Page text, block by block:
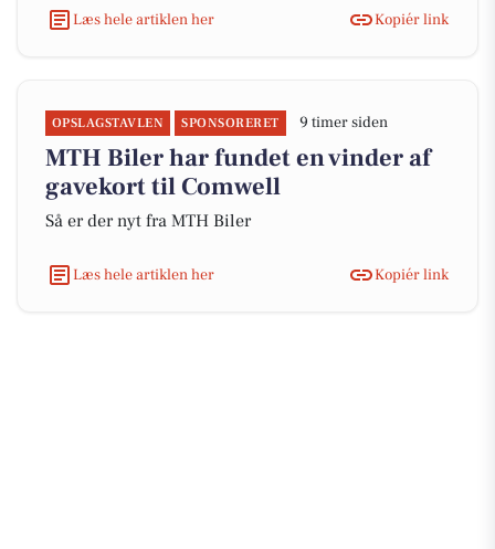
Læs hele artiklen her
Kopiér link
OPSLAGSTAVLEN SPONSORERET 9 timer siden
MTH Biler har fundet en vinder af
gavekort til Comwell
Så er der nyt fra MTH Biler
Læs hele artiklen her Kopiér link